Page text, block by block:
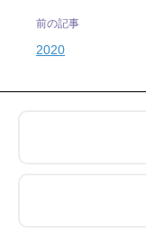
前の記事
2020